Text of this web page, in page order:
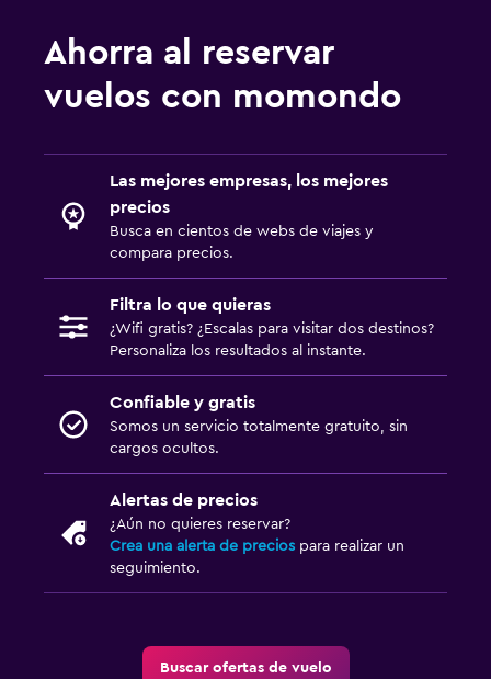
Ahorra al reservar
vuelos con momondo
Las mejores empresas, los mejores
precios
Busca en cientos de webs de viajes y
compara precios.
Filtra lo que quieras
¿Wifi gratis? ¿Escalas para visitar dos destinos?
Personaliza los resultados al instante.
Confiable y gratis
Somos un servicio totalmente gratuito, sin
cargos ocultos.
Alertas de precios
¿Aún no quieres reservar?
Crea una alerta de precios para realizar un
seguimiento.
Buscar ofertas de vuelo